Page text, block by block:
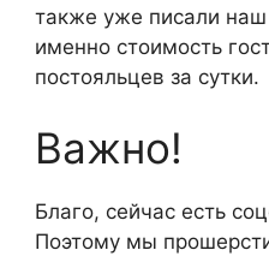
также уже писали наш
именно стоимость
постояльцев за сутки.
Важно!
Благо, сейчас есть
Поэтому мы